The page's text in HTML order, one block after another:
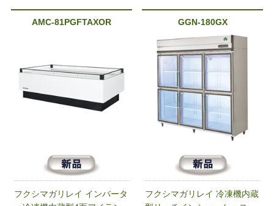
AMC-81PGFTAXOR
フクシマガリレイ インバータ
GGN-180GX
フクシマガリレイ 冷凍機内蔵